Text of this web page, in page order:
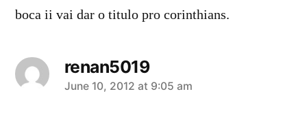
boca ii vai dar o titulo pro corinthians.
renan5019
says:
June 10, 2012 at 9:05 am